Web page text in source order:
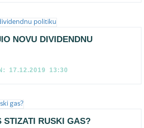
NOVU DIVIDENDNU
17.12.2019 13:30
STIZATI RUSKI GAS?